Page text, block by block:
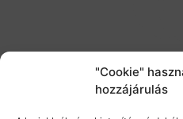
"Cookie"
hozzájárulás